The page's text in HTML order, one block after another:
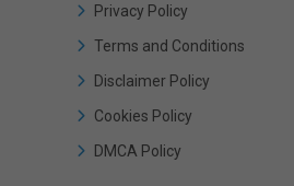
Privacy Policy
Terms and Conditions
Disclaimer Policy
Cookies Policy
DMCA Policy